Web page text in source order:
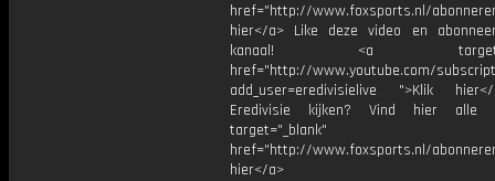
href="http://www.foxsports.nl/
hier</a> Like deze video en
kanaal! <a
href="http://www.youtube.com/
add_user=eredivisielive ">Klik
Eredivisie kijken? Vind hier alle
target="_blank"
href="http://www.foxsports.nl/
hier</a>